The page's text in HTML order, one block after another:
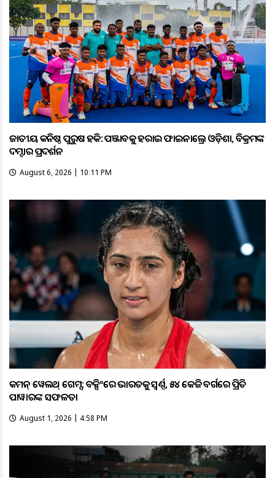
ଜାତୀୟ କନିଷ୍ଠ ପୁରୁଷ ହକି: ପଞ୍ଜାବକୁ ହରାଇ ଫାଇନାଲ୍ରେ ଓଡ଼ିଶା, ବିକ୍ରମଙ୍କ
ଦମ୍ଦାର ପ୍ରଦର୍ଶନ
August 6, 2026 | 10:11 PM
କମନ୍ ୱେଲଥ୍ ଗେମ୍ସ: ବକ୍ସିଂରେ ଭାରତକୁ ସ୍ବର୍ଣ୍ଣ, ୫୪ କେଜି ବର୍ଗରେ ପ୍ରିତି
ପାୱାରଙ୍କ ସଫଳତା
August 1, 2026 | 4:58 PM